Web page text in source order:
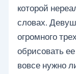
которой
словах.
огромного
обрисовать
вовсе нужно